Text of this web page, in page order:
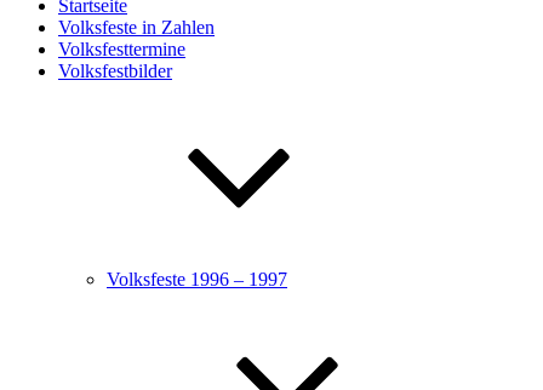
Startseite
Volksfeste in Zahlen
Volksfesttermine
Volksfestbilder
Volksfeste 1996 – 1997